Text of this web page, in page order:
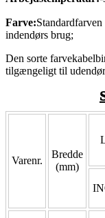
Farve:
indendørs brug;
Den sorte
tilgængeligt til
Varenr.
Bredde
(mm)